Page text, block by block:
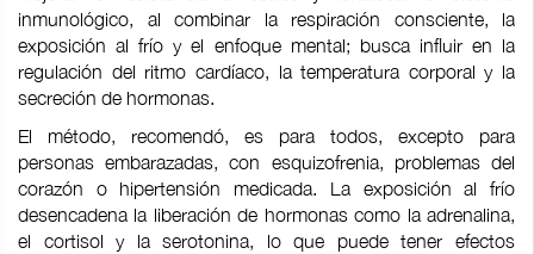
inmunológico, al combinar la respiración consciente, la
exposición al frío y el enfoque mental; busca influir en la
regulación del ritmo cardíaco, la temperatura corporal y la
secreción de hormonas.
El método, recomendó, es para todos, excepto para
personas embarazadas, con esquizofrenia, problemas del
corazón o hipertensión medicada. La exposición al frío
desencadena la liberación de hormonas como la adrenalina,
el cortisol y la serotonina, lo que puede tener efectos